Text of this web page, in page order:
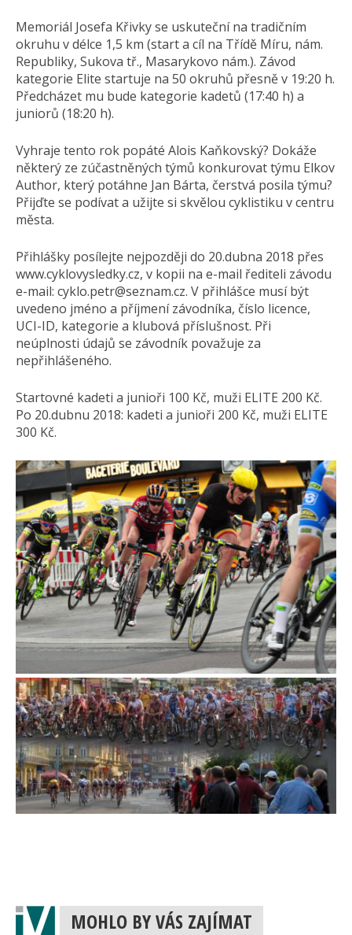
Memoriál Josefa Křivky se uskuteční na tradičním
okruhu v délce 1,5 km (start a cíl na Třídě Míru, nám.
Republiky, Sukova tř., Masarykovo nám.). Závod
kategorie Elite startuje na 50 okruhů přesně v 19:20 h.
Předcházet mu bude kategorie kadetů (17:40 h) a
juniorů (18:20 h).
Vyhraje tento rok popáté Alois Kaňkovský? Dokáže
některý ze zúčastněných týmů konkurovat týmu Elkov
Author, který potáhne Jan Bárta, čerstvá posila týmu?
Přijďte se podívat a užijte si skvělou cyklistiku v centru
města.
Přihlášky posílejte nejpozději do 20.dubna 2018 přes
www.cyklovysledky.cz, v kopii na e-mail řediteli závodu
e-mail: cyklo.petr@seznam.cz. V přihlášce musí být
uvedeno jméno a příjmení závodníka, číslo licence,
UCI-ID, kategorie a klubová příslušnost. Při
neúplnosti údajů se závodník považuje za
nepřihlášeného.
Startovné kadeti a junioři 100 Kč, muži ELITE 200 Kč.
Po 20.dubnu 2018: kadeti a junioři 200 Kč, muži ELITE
300 Kč.
MOHLO BY VÁS ZAJÍMAT